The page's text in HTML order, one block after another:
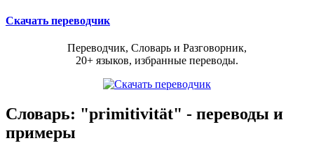
Скачать переводчик
Переводчик, Словарь и Разговорник,
20+ языков, избранные переводы.
Словарь: "primitivität" - переводы и
примеры